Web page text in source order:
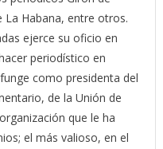
La Habana, entre otros.
ejerce su oficio en
periodístico en
como presidenta del
de la Unión de
que le ha
el más valioso, en el